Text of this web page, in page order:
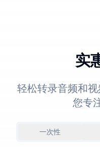
实
轻松转录音频和
您专
一次性